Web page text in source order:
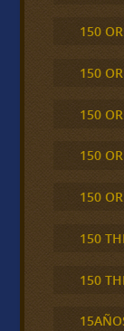
150
150
150
150
150
150
150